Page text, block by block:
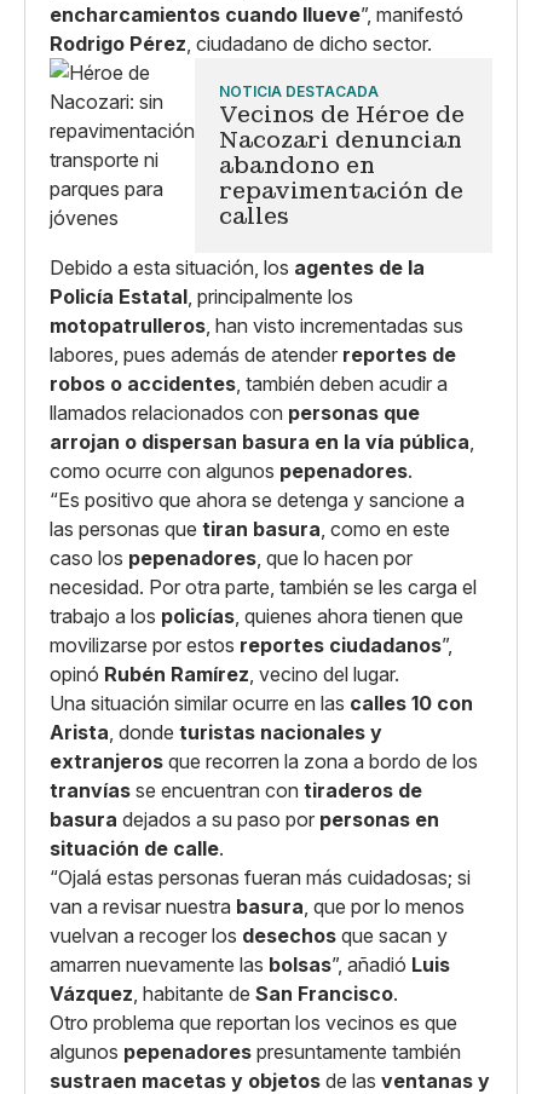
encharcamientos cuando llueve”, manifestó
Rodrigo Pérez, ciudadano de dicho sector.
NOTICIA DESTACADA
Vecinos de Héroe de
Nacozari denuncian
abandono en
repavimentación de
calles
Debido a esta situación, los agentes de la
Policía Estatal, principalmente los
motopatrulleros, han visto incrementadas sus
labores, pues además de atender reportes de
robos o accidentes, también deben acudir a
llamados relacionados con personas que
arrojan o dispersan basura en la vía pública,
como ocurre con algunos pepenadores.
“Es positivo que ahora se detenga y sancione a
las personas que tiran basura, como en este
caso los pepenadores, que lo hacen por
necesidad. Por otra parte, también se les carga el
trabajo a los policías, quienes ahora tienen que
movilizarse por estos reportes ciudadanos”,
opinó Rubén Ramírez, vecino del lugar.
Una situación similar ocurre en las calles 10 con
Arista, donde turistas nacionales y
extranjeros que recorren la zona a bordo de los
tranvías se encuentran con tiraderos de
basura dejados a su paso por personas en
situación de calle.
“Ojalá estas personas fueran más cuidadosas; si
van a revisar nuestra basura, que por lo menos
vuelvan a recoger los desechos que sacan y
amarren nuevamente las bolsas”, añadió Luis
Vázquez, habitante de San Francisco.
Otro problema que reportan los vecinos es que
algunos pepenadores presuntamente también
sustraen macetas y objetos de las ventanas y